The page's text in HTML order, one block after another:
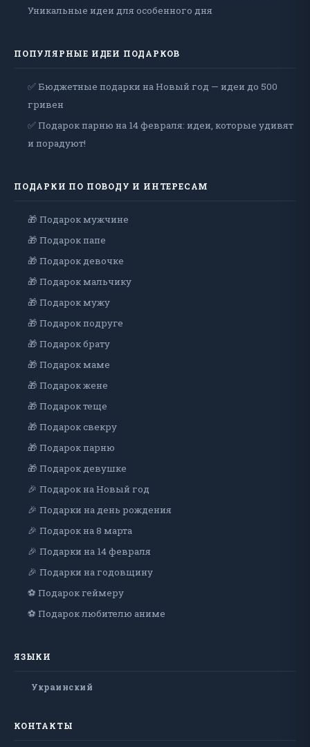
Уникальные идеи для особенного дня
ПОПУЛЯРНЫЕ ИДЕИ ПОДАРКОВ
✅ Бюджетные подарки на Новый год — идеи до 500
гривен
✅ Подарок парню на 14 февраля: идеи, которые удивят
и порадуют!
ПОДАРКИ ПО ПОВОДУ И ИНТЕРЕСАМ
🎁 Подарок мужчине
🎁 Подарок папе
🎁 Подарок девочке
🎁 Подарок мальчику
🎁 Подарок мужу
🎁 Подарок подруге
🎁 Подарок брату
🎁 Подарок маме
🎁 Подарок жене
🎁 Подарок теще
🎁 Подарок свекру
🎁 Подарок парню
🎁 Подарок девушке
🎉 Подарок на Новый год
🎉 Подарки на день рождения
🎉 Подарок на 8 марта
🎉 Подарки на 14 февраля
🎉 Подарки на годовщину
⚽ Подарок геймеру
⚽ Подарок любителю аниме
ЯЗЫКИ
Украинский
КОНТАКТЫ